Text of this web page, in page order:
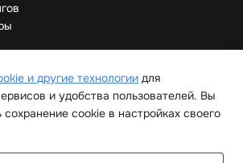
Все права защищены.
и другие технологии для
и удобства пользователей. Вы
cookie в настройках своего